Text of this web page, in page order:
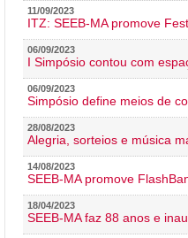
11/09/2023
ITZ: SEEB-MA promove
06/09/2023
I Simpósio contou com
06/09/2023
Simpósio define meios de
28/08/2023
Alegria, sorteios e música
14/08/2023
SEEB-MA promove
18/04/2023
SEEB-MA faz 88 anos e